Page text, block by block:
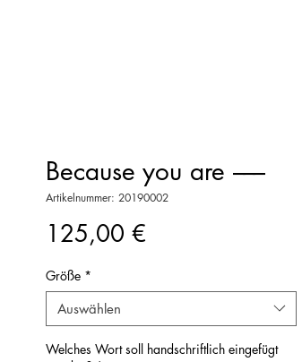
Because you are –––
Artikelnummer: 20190002
125,00 €
Größe *
Auswählen
Welches Wort soll handschriftlich eingefügt